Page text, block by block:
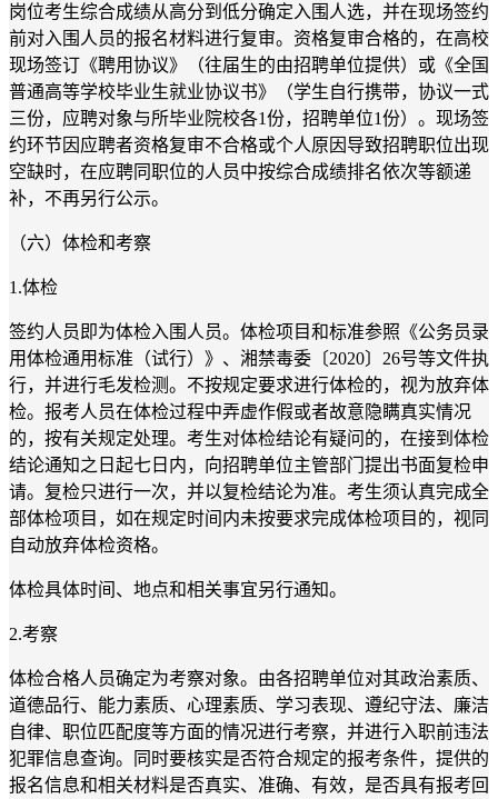
岗位考生综合成绩从高分到低分确定入围人选，并在现场签约
前对入围人员的报名材料进行复审。资格复审合格的，在高校
现场签订《聘用协议》（往届生的由招聘单位提供）或《全国
普通高等学校毕业生就业协议书》（学生自行携带，协议一式
三份，应聘对象与所毕业院校各1份，招聘单位1份）。现场签
约环节因应聘者资格复审不合格或个人原因导致招聘职位出现
空缺时，在应聘同职位的人员中按综合成绩排名依次等额递
补，不再另行公示。
（六）体检和考察
1.体检
签约人员即为体检入围人员。体检项目和标准参照《公务员录
用体检通用标准（试行）》、湘禁毒委〔2020〕26号等文件执
行，并进行毛发检测。不按规定要求进行体检的，视为放弃体
检。报考人员在体检过程中弄虚作假或者故意隐瞒真实情况
的，按有关规定处理。考生对体检结论有疑问的，在接到体检
结论通知之日起七日内，向招聘单位主管部门提出书面复检申
请。复检只进行一次，并以复检结论为准。考生须认真完成全
部体检项目，如在规定时间内未按要求完成体检项目的，视同
自动放弃体检资格。
体检具体时间、地点和相关事宜另行通知。
2.考察
体检合格人员确定为考察对象。由各招聘单位对其政治素质、
道德品行、能力素质、心理素质、学习表现、遵纪守法、廉洁
自律、职位匹配度等方面的情况进行考察，并进行入职前违法
犯罪信息查询。同时要核实是否符合规定的报考条件，提供的
报名信息和相关材料是否真实、准确、有效，是否具有报考回